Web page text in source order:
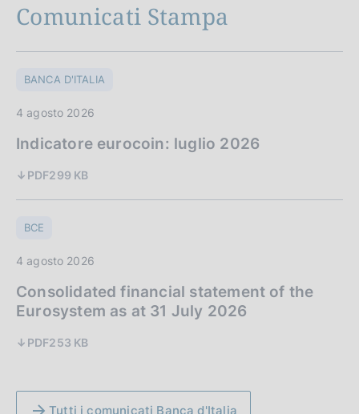
Comunicati Stampa
BANCA D'ITALIA
4 agosto 2026
Indicatore eurocoin: luglio 2026
PDF299 KB
BCE
4 agosto 2026
Consolidated financial statement of the
Eurosystem as at 31 July 2026
PDF253 KB
Tutti i comunicati Banca d'Italia